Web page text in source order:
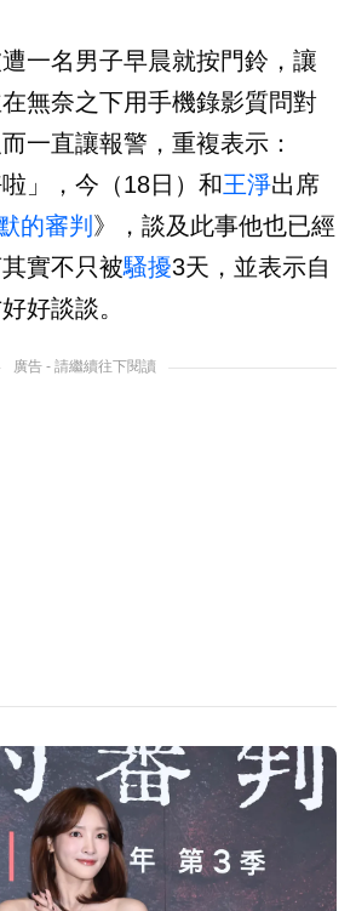
一名男子早晨就按門鈴，讓
無奈之下用手機錄影質問對
一直讓報警，重複表示：
啦」，今（18日）和王淨出席
的審判 》，談及此事他也已經
實不只被騷擾3天，並表示自
好談談。
廣告 - 請繼續往下閱讀